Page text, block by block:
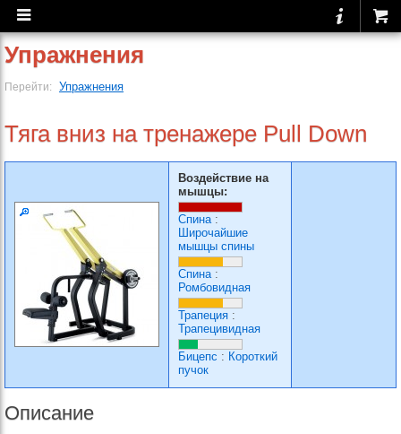
Упражнения
Перейти: Упражнения
Тяга вниз на тренажере Pull Down
Воздействие на
мышцы:
Спина:
Широчайшие
мышцы спины
Спина:
Ромбовидная
Трапеция :
Трапецивидная
Бицепс : Короткий
пучок
Описание